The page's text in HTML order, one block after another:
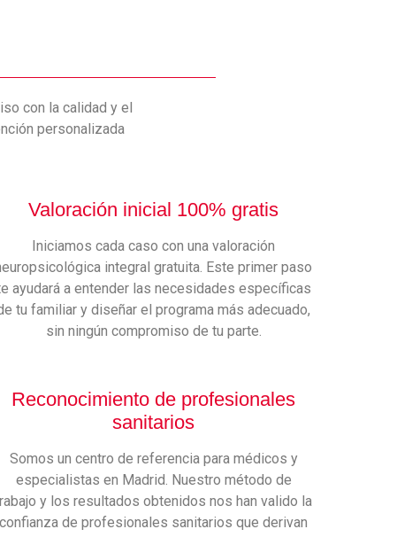
con la calidad y el
personalizada
Valoración inicial 100% gratis
Iniciamos cada caso con una valoración
integral gratuita. Este primer paso
ayudará a entender las necesidades específicas
tu familiar y diseñar el programa más adecuado,
sin ningún compromiso de tu parte.
Reconocimiento de profesionales
sanitarios
Somos un centro de referencia para médicos y
especialistas en Madrid. Nuestro método de
y los resultados obtenidos nos han valido la
confianza de profesionales sanitarios que derivan